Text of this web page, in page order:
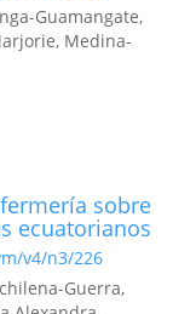
Guamangate,
Medina-
sobre
ecuatorianos
v4/n3/226
Guerra,